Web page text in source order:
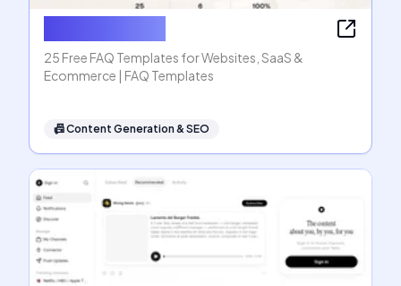
25 Free FAQ Templates for Websites, SaaS &
Ecommerce | FAQ Templates
📠Content Generation & SEO